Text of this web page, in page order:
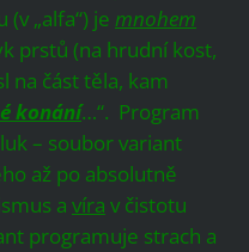
„alfa“) je mnohem
prstů (na hrudní kost,
na část těla, kam
konání…“. Program
– soubor variant
až po absolutně
a víra v čistotu
programuje strach a